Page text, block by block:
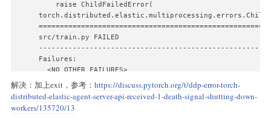
    raise ChildFailedError(
src/train.py FAILED
Failures:
  <NO_OTHER_FAILURES>
Root Cause (first observed failure):
解决：加上exit，参考： https://discuss.pytorch.org/t/ddp-error-torch-
distributed-elastic-agent-server-api-received-1-death-signal-shutting-down-
workers/135720/13